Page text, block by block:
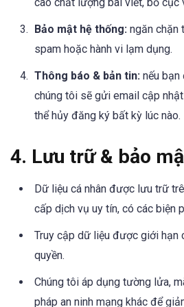
cao chất lượng bài viết, bố cục
Bảo mật hệ thống: ngăn chặn
spam hoặc hành vi lạm dụng.
Thông báo & bản tin: nếu bạn
chúng tôi sẽ gửi email cập
thể hủy đăng ký bất kỳ lúc nào.
4. Lưu trữ & bảo
Dữ liệu cá nhân được lưu trữ
cấp dịch vụ uy tín, có các biện
Truy cập dữ liệu được giới hạn
quyền.
Chúng tôi áp dụng tường lửa,
pháp an ninh mạng khác để